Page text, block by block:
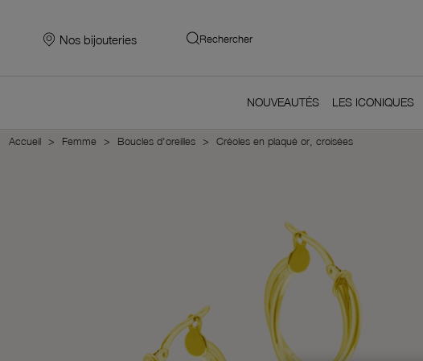
Nos bijouteries Rechercher
NOUVEAUTÉS LES ICONIQUES
Accueil Femme Boucles d'oreilles Créoles en plaqué or, croisées